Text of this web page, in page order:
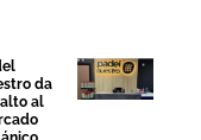
da
al